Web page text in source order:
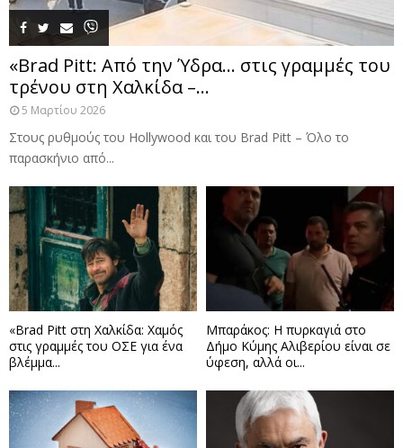
«Brad Pitt: Από την Ύδρα… στις γραμμές του
τρένου στη Χαλκίδα –...
5 Μαρτίου 2026
Στους ρυθμούς του Hollywood και του Brad Pitt – Όλο το
παρασκήνιο από...
«Brad Pitt στη Χαλκίδα: Χαμός
στις γραμμές του ΟΣΕ για ένα
βλέμμα...
Μπαράκος: Η πυρκαγιά στο
Δήμο Κύμης Αλιβερίου είναι σε
ύφεση, αλλά οι...